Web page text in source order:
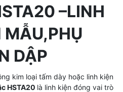
–LINH
MẪU,PHỤ
DẬP
kim loại tấm dày hoặc linh kiện
HSTA20 là linh kiện đóng vai trò